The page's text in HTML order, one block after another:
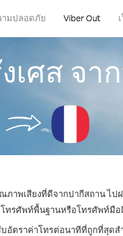
ามปลอดภัย Viber Out
เศส จา
พเสียงที่ดีจากปากีสถาน ไปฝ
ทรศัพท์พื้นฐานหรือโทรศัพท์มือ
อัตราค่าโทรต่อนาทีที่ถูกที่สุดส